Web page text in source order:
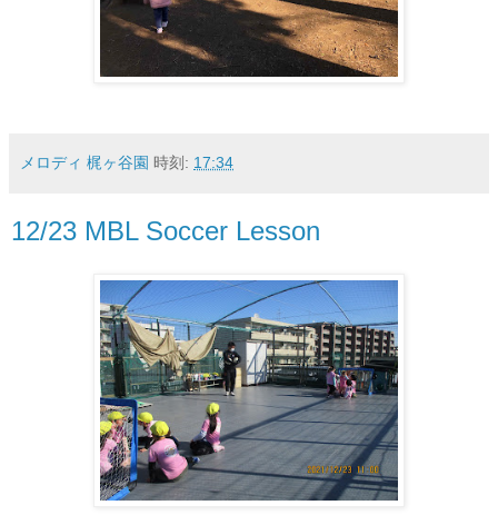
メロディ 梶ヶ谷園 時刻: 17:34
12/23 MBL Soccer Lesson